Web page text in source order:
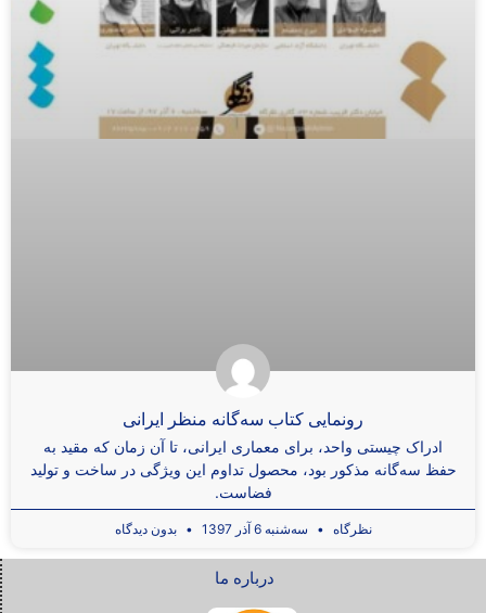
رونمایی کتاب سه‌گانه منظر ایرانی
ادراک چیستی واحد، برای معماری ایرانی، تا آن زمان که مقید به
حفظ سه‌گانه مذکور بود، محصول تداوم این ویژگی در ساخت و تولید
فضاست.
نظرگاه سه‌شنبه 6 آذر 1397 بدون دیدگاه
درباره ما